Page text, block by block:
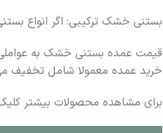
بستنی خشک ترکیبی: اگر انواع
قیمت عمده بستنی خشک به عواملی
خرید عمده معمولا شامل تخفیف
برای مشاهده محصولات بیشتر